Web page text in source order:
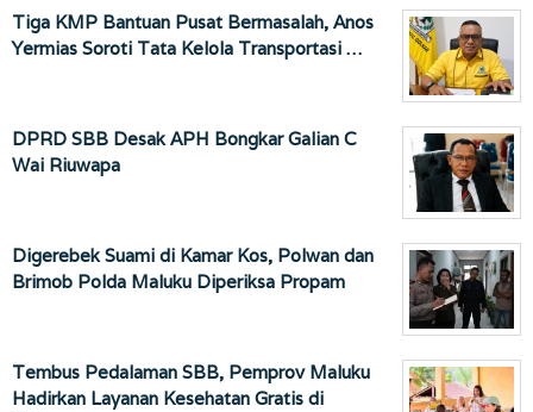
Tiga KMP Bantuan Pusat Bermasalah, Anos
Yermias Soroti Tata Kelola Transportasi …
DPRD SBB Desak APH Bongkar Galian C
Wai Riuwapa
Digerebek Suami di Kamar Kos, Polwan dan
Brimob Polda Maluku Diperiksa Propam
Tembus Pedalaman SBB, Pemprov Maluku
Hadirkan Layanan Kesehatan Gratis di